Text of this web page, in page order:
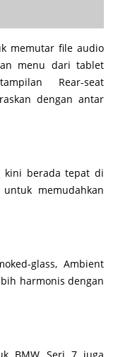
memutar file audio
menu dari tablet
Rear-seat
dengan antar
kini berada tepat di
memudahkan
glass, Ambient
harmonis dengan